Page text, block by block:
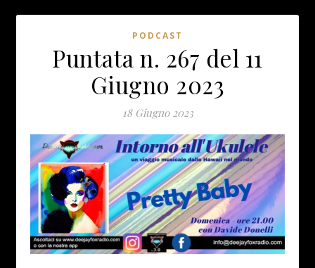
PODCAST
Puntata n. 267 del 11
Giugno 2023
18 Giugno 2023